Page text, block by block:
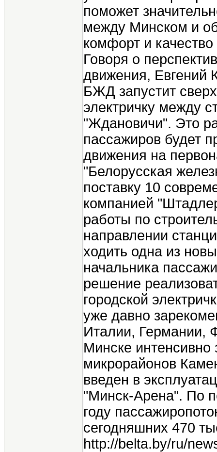
поможет
между Минском и
комфорт и
Говоря о
движения, Евгений
БЖД запустит
электричку между
"Ждановичи". Это
пассажиров будет
движения на
"Белорусская
поставку 10
компанией
работы по
направлении
ходить одна из
начальника
решение
городской
уже давно
Италии, Германии,
Минске интенсивно
микрорайонов
введен в
"Минск-Арена". По
году
сегодняшних 470
http://belta.by/ru/